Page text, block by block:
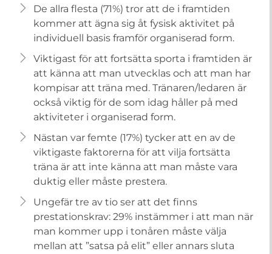
De allra flesta (71%) tror att de i framtiden
kommer att ägna sig åt fysisk aktivitet på
individuell basis framför organiserad form.
Viktigast för att fortsätta sporta i framtiden är
att känna att man utvecklas och att man har
kompisar att träna med. Tränaren/ledaren är
också viktig för de som idag håller på med
aktiviteter i organiserad form.
Nästan var femte (17%) tycker att en av de
viktigaste faktorerna för att vilja fortsätta
träna är att inte känna att man måste vara
duktig eller måste prestera.
Ungefär tre av tio ser att det finns
prestationskrav: 29% instämmer i att man när
man kommer upp i tonåren måste välja
mellan att ”satsa på elit” eller annars sluta